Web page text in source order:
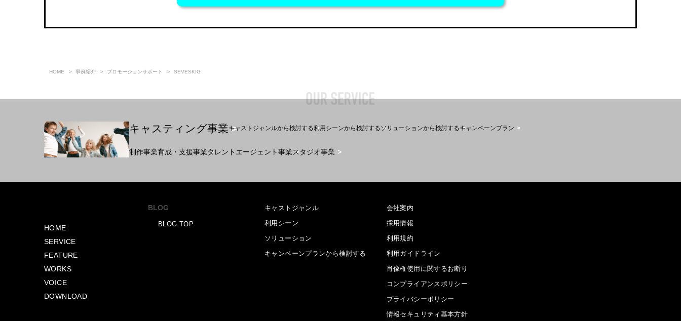
HOME 事例紹介 プロモーションサポート SEVESKIG
キャスティング事業キャストジャンルから検討する利用シーンから検討するソリューションから検討するキャンペーンプラン
制作事業育成・支援事業タレントエージェント事業スタジオ事業
HOME
SERVICE
FEATURE
WORKS
VOICE
DOWNLOAD
BLOG
BLOG TOP
キャストジャンル
利用シーン
ソリューション
キャンペーンプランから検討する
会社案内
採用情報
利用規約
利用ガイドライン
肖像権使用に関するお断り
コンプライアンスポリシー
プライバシーポリシー
情報セキュリティ基本方針